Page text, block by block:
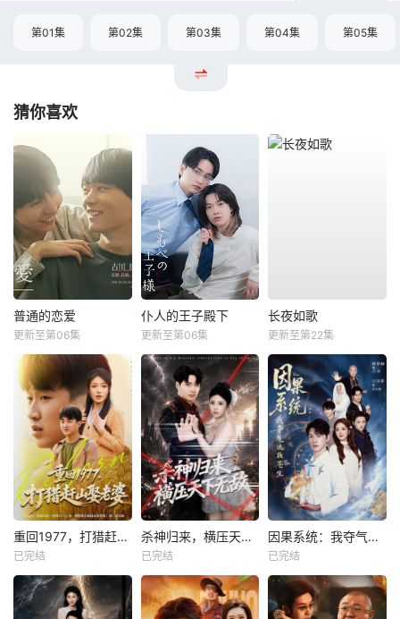
第01集 第02集 第03集 第04集 第05集
猜你喜欢
普通的恋爱
更新至第06集
仆人的王子殿下
更新至第06集
长夜如歌
更新至第22集
重回1977，打猎赶山娶老婆
已完结
杀神归来，横压天下无敌
已完结
因果系统：我夺气运救苍生
已完结